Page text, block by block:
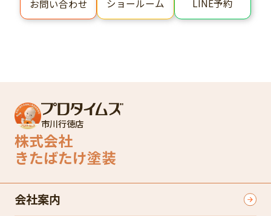
お問い合わせ ショールーム LINE予約
市川行徳店
株式会社
きたばたけ塗装
会社案内